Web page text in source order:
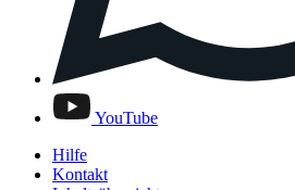
YouTube
Hilfe
Kontakt